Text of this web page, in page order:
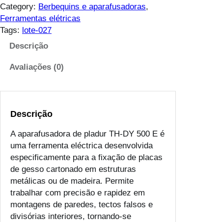
Category: Berbequins e aparafusadoras
Ferramentas elétricas
Tags: lote-027
Descrição
Avaliações (0)
Descrição
A aparafusadora de pladur TH-DY 500 E é
uma ferramenta eléctrica desenvolvida
especificamente para a fixação de placas
de gesso cartonado em estruturas
metálicas ou de madeira. Permite
trabalhar com precisão e rapidez em
montagens de paredes, tectos falsos e
divisórias interiores, tornando-se